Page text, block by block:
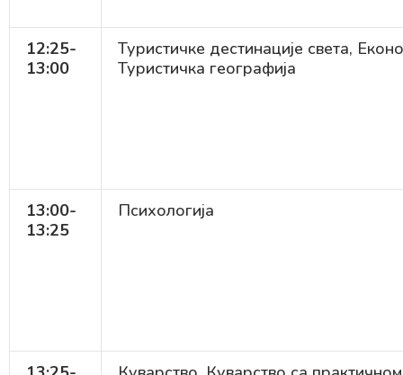
12:25-
13:00
Туристичке дестинације света,
Туристичка географија
13:00-
13:25
Психологија